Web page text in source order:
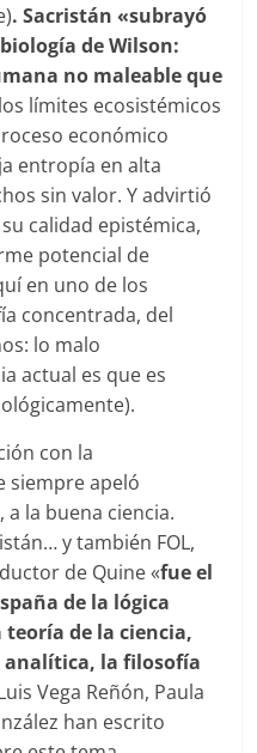
. Sacristán «subrayó
de Wilson:
no maleable que
límites ecosistémicos
económico
entropía en alta
sin valor. Y advirtió
calidad epistémica,
potencial de
en uno de los
concentrada, del
lo malo
actual es que es
con la
siempre apeló
a la buena ciencia.
y también FOL,
de Quine «fue el
de la lógica
de la ciencia,
analítica, la filosofía
Vega Reñón, Paula
han escrito